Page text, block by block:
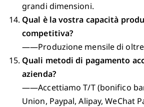
grandi dimensioni.
Qual è la vostra capacità
competitiva?
——Produzione mensile di oltre
Quali metodi di pagamento
azienda?
——Accettiamo T/T (bonifico
Union, Paypal, Alipay, WeChat